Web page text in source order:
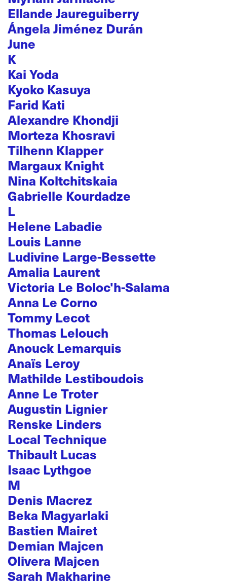
Ellande Jaureguiberry
Ángela Jiménez Durán
June
K
Kai Yoda
Kyoko Kasuya
Farid Kati
Alexandre Khondji
Morteza Khosravi
Tilhenn Klapper
Margaux Knight
Nina Koltchitskaia
Gabrielle Kourdadze
L
Helene Labadie
Louis Lanne
Ludivine Large-Bessette
Amalia Laurent
Victoria Le Boloc'h-Salama
Anna Le Corno
Tommy Lecot
Thomas Lelouch
Anouck Lemarquis
Anaïs Leroy
Mathilde Lestiboudois
Anne Le Troter
Augustin Lignier
Renske Linders
Local Technique
Thibault Lucas
Isaac Lythgoe
M
Denis Macrez
Beka Magyarlaki
Bastien Mairet
Demian Majcen
Olivera Majcen
Sarah Makharine